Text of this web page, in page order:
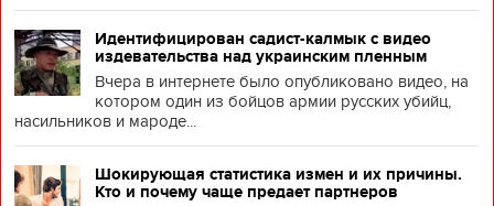
Идентифицирован садист-калмык с видео
издевательства над украинским пленным
Вчера в интернете было опубликовано видео, на
котором один из бойцов армии русских убийц,
насильников и мароде...
Шокирующая статистика измен и их причины.
Кто и почему чаще предает партнеров